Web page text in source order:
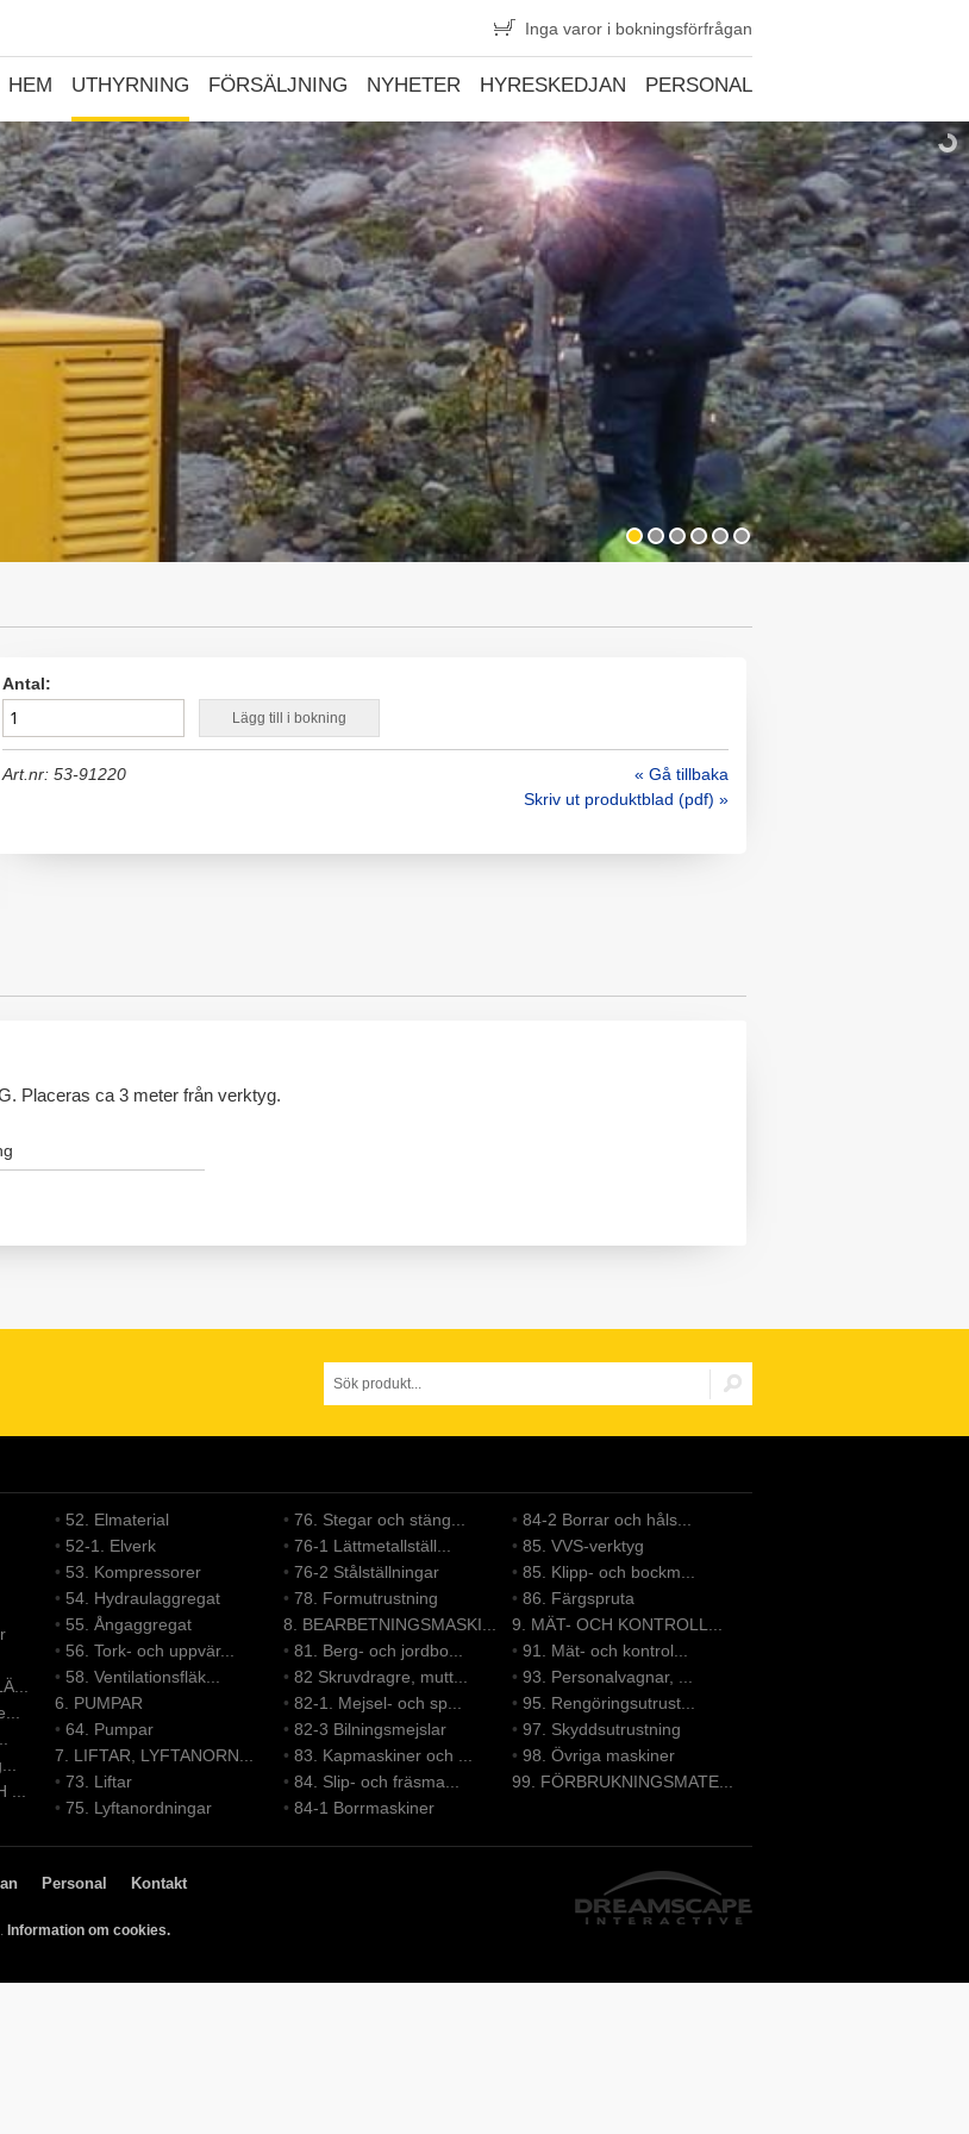
Inga varor i bokningsförfrågan
HEM UTHYRNING FÖRSÄLJNING NYHETER HYRESKEDJAN PERSONAL
KONTAKT
Antal:
Lägg till i bokning
« Gå tillbaka
Art.nr: 53-91220
Skriv ut produktblad (pdf) »
Placeras ca 3 meter från verktyg.
...
• 52. Elmaterial
• 52-1. Elverk
• 53. Kompressorer
• 54. Hydraulaggregat
• 55. Ångaggregat
• 56. Tork- och uppvär...
• 58. Ventilationsfläk...
6. PUMPAR
• 64. Pumpar
7. LIFTAR, LYFTANORN...
• 73. Liftar
• 75. Lyftanordningar
• 76. Stegar och stäng...
• 76-1 Lättmetallställ...
• 76-2 Stålställningar
• 78. Formutrustning
8. BEARBETNINGSMASKI...
• 81. Berg- och jordbo...
• 82 Skruvdragre, mutt...
• 82-1. Mejsel- och sp...
• 82-3 Bilningsmejslar
• 83. Kapmaskiner och ...
• 84. Slip- och fräsma...
• 84-1 Borrmaskiner
• 84-2 Borrar och håls...
• 85. VVS-verktyg
• 85. Klipp- och bockm...
• 86. Färgspruta
9. MÄT- OCH KONTROLL...
• 91. Mät- och kontrol...
• 93. Personalvagnar, ...
• 95. Rengöringsutrust...
• 97. Skyddsutrustning
• 98. Övriga maskiner
99. FÖRBRUKNINGSMATE...
Personal Kontakt
Information om cookies.